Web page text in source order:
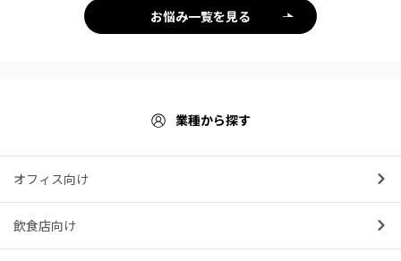
お悩み一覧を見る
業種から探す
オフィス向け
飲食店向け